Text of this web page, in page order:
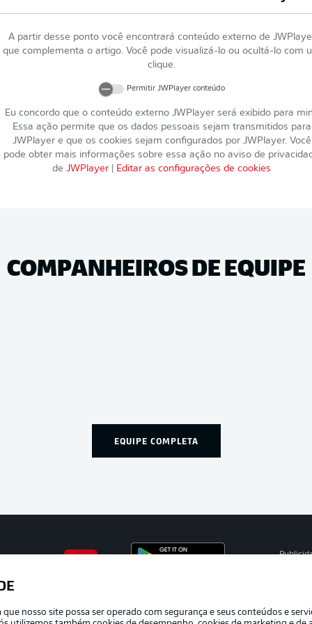
A partir desse ponto você encontrará conteúdo externo de
que complementa o artigo. Você pode visualizá-lo ou ocultá-lo com
clique.
Permitir JWPlayerconteúdo
Eu concordo que o conteúdo externo JWPlayerserá exibido para
Essa ação permite que os dados pessoais sejam transmitidos para
JWPlayere que os cookies sejam configurados por JWPlayer. Você
pode obter mais informações sobre essa ação no aviso de
de JWPlayer Editar as configurações de cookies
COMPANHEIROS DE EQUIPE
EQUIPE COMPLETA
nosso site possa ser operado com segurança e seus conteúdos e